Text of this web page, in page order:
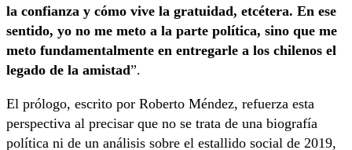
la confianza y cómo vive la gratuidad, etcétera. En ese
sentido, yo no me meto a la parte política, sino que me
meto fundamentalmente en entregarle a los chilenos el
legado de la amistad”.
El prólogo, escrito por Roberto Méndez, refuerza esta
perspectiva al precisar que no se trata de una biografía
política ni de un análisis sobre el estallido social de 2019,